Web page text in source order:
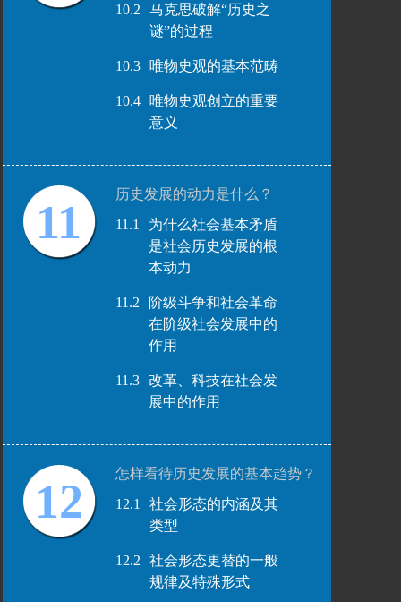
10.2
马克思破解“历史之
谜”的过程
10.3 唯物史观的基本范畴
10.4
唯物史观创立的重要
意义
11
历史发展的动力是什么？
11.1
为什么社会基本矛盾
是社会历史发展的根
本动力
11.2
阶级斗争和社会革命
在阶级社会发展中的
作用
11.3
改革、科技在社会发
展中的作用
12
怎样看待历史发展的基本趋势？
12.1
社会形态的内涵及其
类型
12.2
社会形态更替的一般
规律及特殊形式